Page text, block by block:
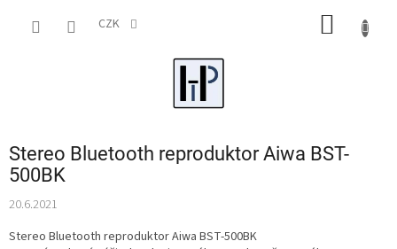
CZK
Stereo Bluetooth reproduktor Aiwa BST-
500BK
20.6.2021
Stereo Bluetooth reproduktor Aiwa BST-500BK